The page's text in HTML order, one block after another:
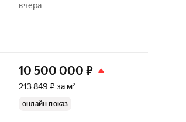
вчера
10 500 000 ₽
213 849 ₽ за м²
онлайн показ